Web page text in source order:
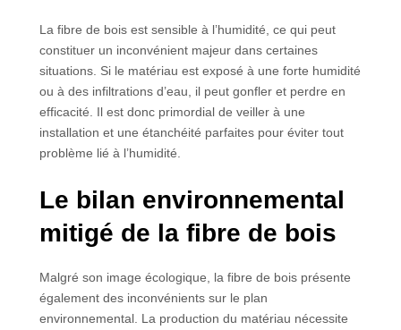
La fibre de bois est sensible à l’humidité, ce qui peut
constituer un inconvénient majeur dans certaines
situations. Si le matériau est exposé à une forte humidité
ou à des infiltrations d’eau, il peut gonfler et perdre en
efficacité. Il est donc primordial de veiller à une
installation et une étanchéité parfaites pour éviter tout
problème lié à l’humidité.
Le bilan environnemental
mitigé de la fibre de bois
Malgré son image écologique, la fibre de bois présente
également des inconvénients sur le plan
environnemental. La production du matériau nécessite